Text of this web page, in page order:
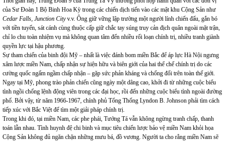
của Sư Đoàn 1 Bộ Binh Hoa Kỳ trong các chiến dịch tiến vào các mật khu Cộng Sản như
Cedar Falls, Junction Cityv.v. Ông giữ vững lập trường một người lính chiến đấu, gắn bó
với tiền tuyến, sát cánh cùng thuộc cấp giữ chắc tay súng truy cản địch quân ngoài mặt trận,
chỉ lo chu toàn nhiệm vụ mà không quan tâm đến nhiều rối loạn chính trị, nhiều tranh giành
quyền lực tại hậu phương.
Sự tham chiến của binh đội Mỹ – nhất là việc đánh bom miền Bắc để áp lực Hà Nội ngưng
xâm lược miền Nam, chấp nhận sự hiện hữu và biên giới của hai thể chế chính trị do các
cường quốc ngấm ngầm chấp nhận – gặp sức phản kháng và chống đối trên toàn thế giới.
Ngay tại Mỹ, phong trào phản chiến cũng ngày một dâng cao, khởi đi từ những cuộc biểu
tình ngồi chống lệnh động viên trong các đại học, rồi đến những cuộc biểu tình ngoài đường
phố. Bởi vậy, từ năm 1966-1967, chính phủ Tổng Thống Lyndon B. Johnson phải tìm cách
tiếp xúc với Bắc Việt để tìm một giải pháp chính trị.
Trong khi đó, tại miền Nam, các phe phái, Tướng Tá vẫn không ngừng tranh chấp, thanh
toán lẫn nhau. Tình huynh đệ chi binh và mục tiêu chiến lược bảo vệ miền Nam khỏi họa
Cộng Sản không đủ ngăn chặn những mưu bá, đồ vương. Người ta cho rằng miền Nam sẽ